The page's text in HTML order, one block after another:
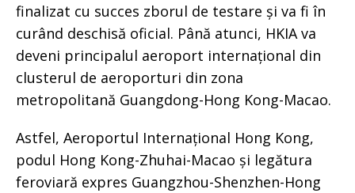
finalizat cu succes zborul de testare și va fi în
curând deschisă oficial. Până atunci, HKIA va
deveni principalul aeroport internațional din
clusterul de aeroporturi din zona
metropolitană Guangdong-Hong Kong-Macao.
Astfel, Aeroportul Internațional Hong Kong,
podul Hong Kong-Zhuhai-Macao și legătura
feroviară expres Guangzhou-Shenzhen-Hong